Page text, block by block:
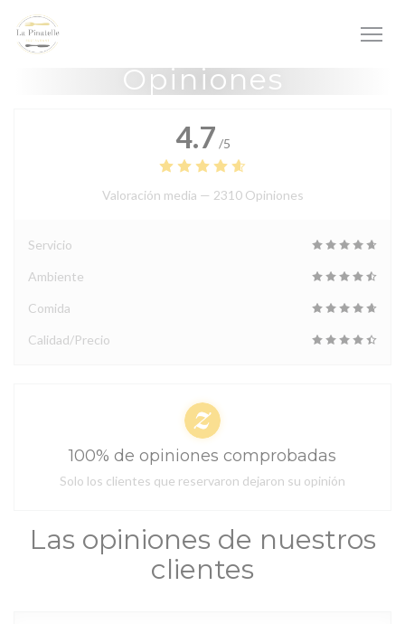
Personalización de sus opciones de cookies
Opiniones
Las opiniones de nuestros
clientes
4.7 /5
Valoración media — 2310 Opiniones
Servicio
Ambiente
Comida
Calidad/Precio
100% de opiniones comprobadas
Solo los clientes que reservaron dejaron su opinión